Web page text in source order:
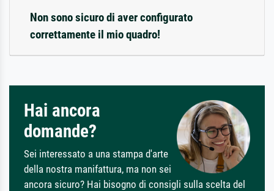
Non sono sicuro di aver configurato
correttamente il mio quadro!
Hai ancora
domande?
Sei interessato a una stampa d'arte
della nostra manifattura, ma non sei
ancora sicuro? Hai bisogno di consigli sulla scelta del